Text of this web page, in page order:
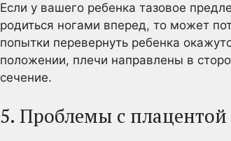
Если у вашего ребенка тазовое
родиться ногами вперед, то может
попытки перевернуть ребенка
положении, плечи направлены в
сечение.
5. Проблемы с